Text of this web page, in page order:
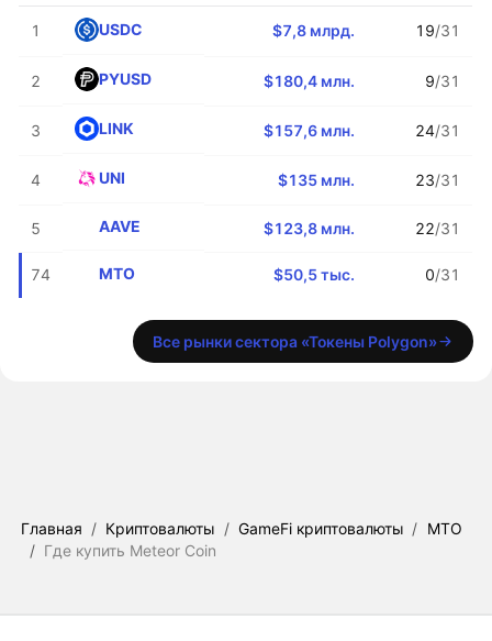
1 USDC $7,8 млрд. 19/31
2 PYUSD $180,4 млн. 9/31
3 LINK $157,6 млн. 24/31
4 UNI $135 млн. 23/31
5 AAVE $123,8 млн. 22/31
74 MTO $50,5 тыс. 0/31
Все рынки сектора «Токены Polygon»
Главная / Криптовалюты / GameFi криптовалюты / MTO
/ Где купить Meteor Coin